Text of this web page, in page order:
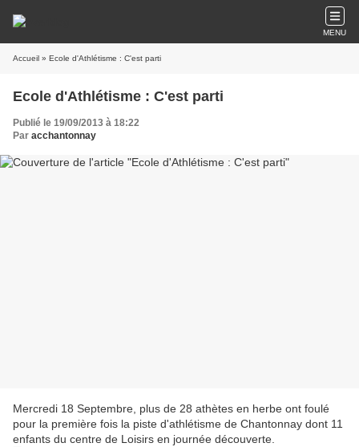
MENU
Accueil » Ecole d'Athlétisme : C'est parti
Ecole d'Athlétisme : C'est parti
Publié le 19/09/2013 à 18:22
Par acchantonnay
Mercredi 18 Septembre, plus de 28 athètes en herbe ont foulé
pour la première fois la piste d'athlétisme de Chantonnay dont 11
enfants du centre de Loisirs en journée découverte.